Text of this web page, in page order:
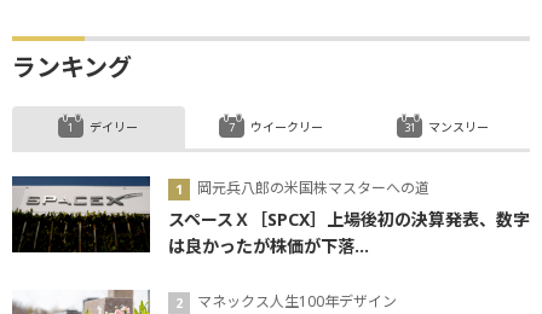
ランキング
デイリー
岡元兵八郎の米国株マスターへの道
スペースＸ［SPCX］上場後初の決算発表、数字
は良かったが株価が下落...
マネックス人生100年デザイン
ウイークリー マンスリー